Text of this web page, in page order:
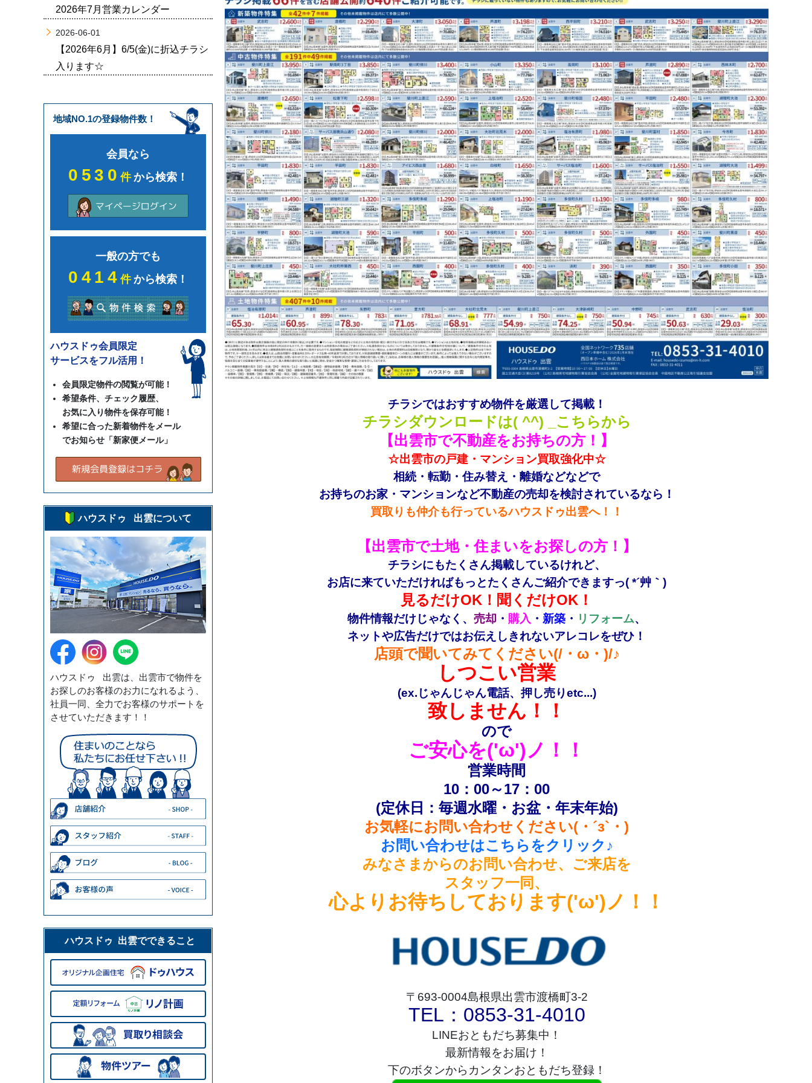
チラシではおすすめ物件を厳選して掲載！
チラシダウンロードは( ^^) _こちらから
【出雲市で不動産をお持ちの方！】
☆出雲市の戸建・マンション買取強化中☆
相続・転勤・住み替え・離婚などなどで
お持ちのお家・マンションなど不動産の売却を検討されているなら！
買取りも仲介も行っているハウスドゥ出雲へ！！
【出雲市で土地・住まいをお探しの方！】
チラシにもたくさん掲載しているけれど、
お店に来ていただければもっとたくさんご紹介できますっ( *´艸｀)
見るだけOK！聞くだけOK！
物件情報だけじゃなく、 売却 ・ 購入 ・ 新築 ・ リフォーム、
ネットや広告だけではお伝えしきれないアレコレをぜひ！
店頭で聞いてみてください(/・ω・)/♪
しつこい営業
(ex.じゃんじゃん電話、押し売りetc...)
致しません！！
ので
ご安心を('ω')ノ！！
営業時間
10：00～17：00
(定休日：毎週水曜・お盆・年末年始)
お気軽にお問い合わせください(・´з`・)
お問い合わせはこちらをクリック♪
みなさまからのお問い合わせ、ご来店を
スタッフ一同、
心よりお待ちしております('ω')ノ！！
〒693-0004島根県出雲市渡橋町3-2
TEL：0853-31-4010
LINEおともだち募集中！
最新情報をお届け！
下のボタンからカンタンおともだち登録！
2026年7月営業カレンダー
2026-06-01
【2026年6月】6/5(金)に折込チラシ
入ります☆
地域NO.1の登録物件数！
会員なら
0530件から検索！
一般の方でも
0414件から検索！
ハウスドゥ会員限定
サービスをフル活用！
会員限定物件の閲覧が可能！
希望条件、チェック履歴、
お気に入り物件を保存可能！
希望に合った新着物件をメール
でお知らせ「新家便メール」
ハウスドゥ 出雲について
ハウスドゥ 出雲は、出雲市で物件を
お探しのお客様のお力になれるよう、
社員一同、全力でお客様のサポートを
させていただきます！！
ハウスドゥ 出雲でできること